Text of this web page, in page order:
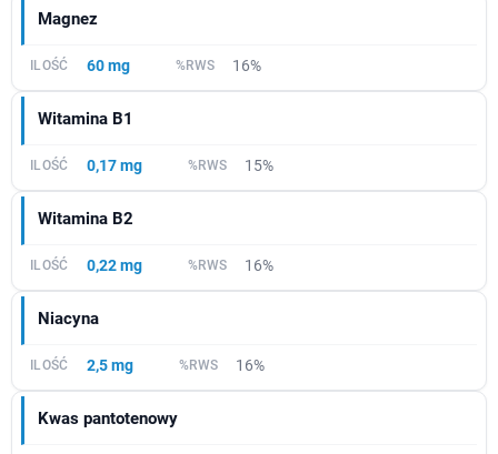
Magnez
60 mg 16%
Witamina B1
0,17 mg 15%
Witamina B2
0,22 mg 16%
Niacyna
2,5 mg 16%
Kwas pantotenowy